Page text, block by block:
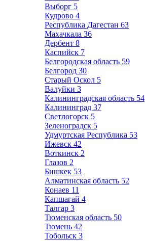
Выборг 5
Кудрово 4
Республика Дагестан 63
Махачкала 36
Дербент 8
Каспийск 7
Белгородская область 59
Белгород 30
Старый Оскол 5
Валуйки 3
Калининградская область 54
Калининград 37
Светлогорск 5
Зеленоградск 5
Удмуртская Республика 53
Ижевск 42
Воткинск 2
Глазов 2
Бишкек 53
Алматинская область 52
Конаев 11
Капшагай 4
Талгар 3
Тюменская область 50
Тюмень 42
Тобольск 3